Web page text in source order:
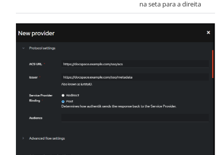
na seta para a direita